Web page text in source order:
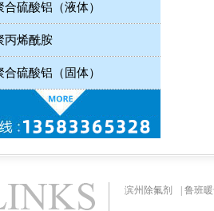
合硫酸铝（液体）
丙烯酰胺
合硫酸铝（固体）
滨州除氟剂 鲁班